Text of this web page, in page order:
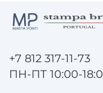
+7 812 317-11-73
ПН-ПТ 10:00-